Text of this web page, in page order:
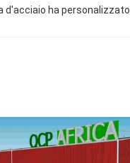
d'acciaio ha personalizzato